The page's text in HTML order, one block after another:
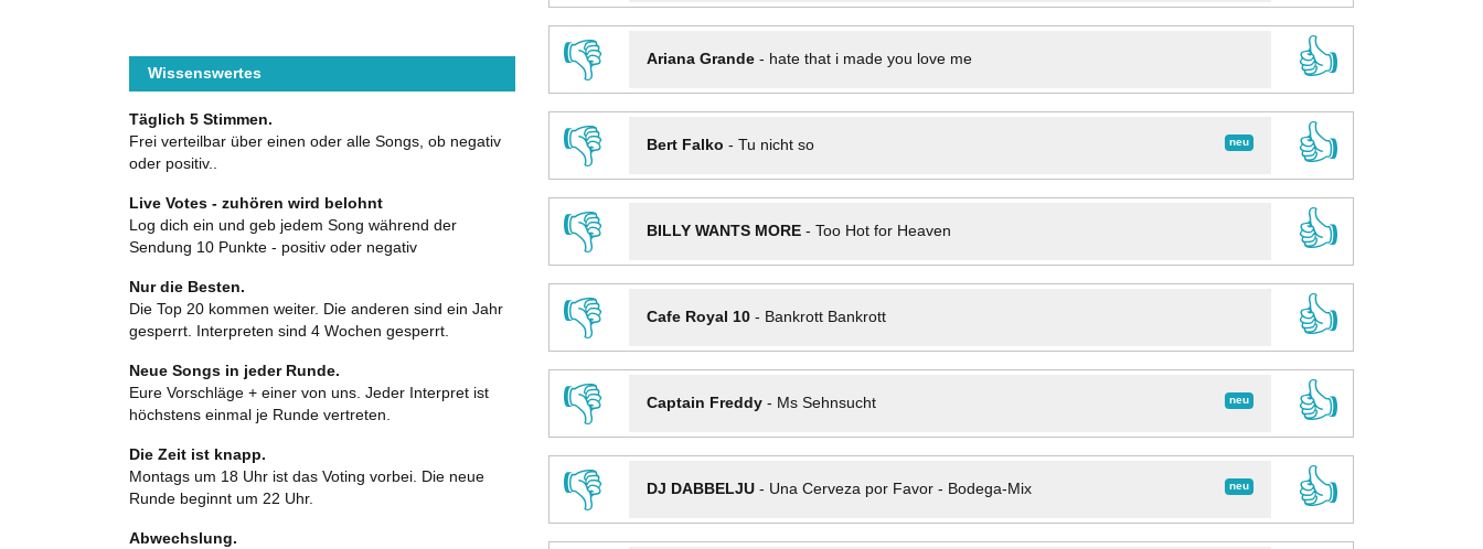
👎
Ariana Grande- hate that i made you love me
👍
👎
neu
Bert Falko - Tu nicht so
👍
👎
BILLY WANTS MORE- Too Hot for Heaven
👍
👎
Cafe Royal 10- Bankrott Bankrott
👍
👎
neu
Captain Freddy- Ms Sehnsucht
👍
👎
neu
DJ DABBELJU- Una Cerveza por Favor - Bodega-Mix
👍
Wissenswertes
Täglich 5 Stimmen.
Frei verteilbar über einen oder alle Songs, ob negativ
oder positiv..
Live Votes - zuhören wird belohnt
Log dich ein und geb jedem Song während der
Sendung 10 Punkte - positiv oder negativ
Nur die Besten.
Die Top 20 kommen weiter. Die anderen sind ein Jahr
gesperrt. Interpreten sind 4 Wochen gesperrt.
Neue Songs in jeder Runde.
Eure Vorschläge + einer von uns. Jeder Interpret ist
höchstens einmal je Runde vertreten.
Die Zeit ist knapp.
Montags um 18 Uhr ist das Voting vorbei. Die neue
Runde beginnt um 22 Uhr.
Abwechslung.